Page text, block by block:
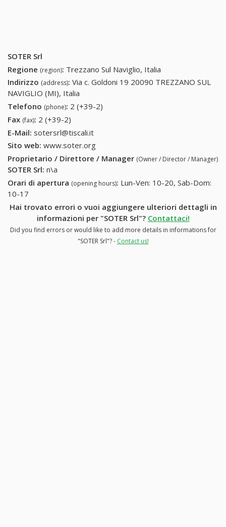
SOTER Srl
Regione (region): Trezzano Sul Naviglio, Italia
Indirizzo (address): Via c. Goldoni 19 20090 TREZZANO SUL
NAVIGLIO (MI), Italia
Telefono (phone): 2 (+39-2)
Fax (fax): 2 (+39-2)
E-Mail: sotersrl@tiscali.it
Sito web: www.soter.org
Proprietario / Direttore / Manager (Owner / Director / Manager)
SOTER Srl: n\a
Orari di apertura (opening hours): Lun-Ven: 10-20, Sab-Dom:
10-17
Hai trovato errori o vuoi aggiungere ulteriori dettagli in
informazioni per "SOTER Srl"? Contattaci!
Did you find errors or would like to add more details in informations for
"SOTER Srl"? - Contact us!